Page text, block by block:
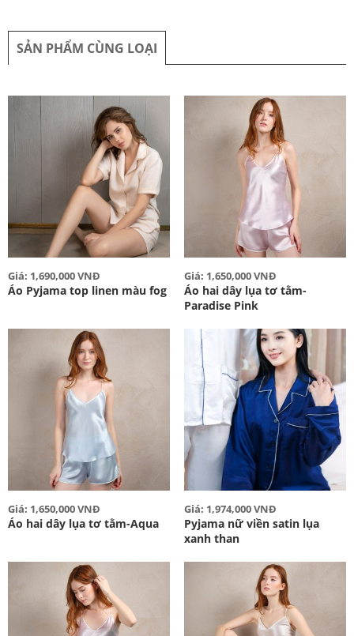
SẢN PHẨM CÙNG LOẠI
Giá: 1,690,000 VNĐ
Áo Pyjama top linen màu fog
Giá: 1,650,000 VNĐ
Áo hai dây lụa tơ tằm-
Paradise Pink
Giá: 1,650,000 VNĐ
Áo hai dây lụa tơ tằm-Aqua
Giá: 1,974,000 VNĐ
Pyjama nữ viền satin lụa
xanh than